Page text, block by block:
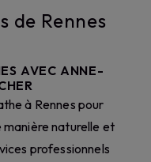
de Rennes
AVEC ANNE-
à Rennes pour
naturelle et
professionnels